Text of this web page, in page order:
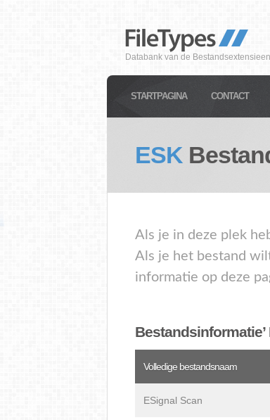
Databank van de
STARTPAGINA CONTACT
ESK
Als je in deze plek
Als je het bestand
informatie op deze
Bestandsinformatie’
Volledige bestandsnaam
ESignal Scan